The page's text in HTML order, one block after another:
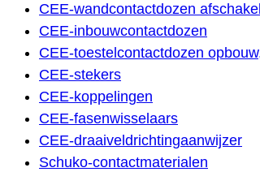
CEE-wandcontactdozen
CEE-inbouwcontactdozen
CEE-toestelcontactdozen
CEE-stekers
CEE-koppelingen
CEE-fasenwisselaars
CEE-draaiveldrichtingaanwijzer
Schuko-contactmaterialen